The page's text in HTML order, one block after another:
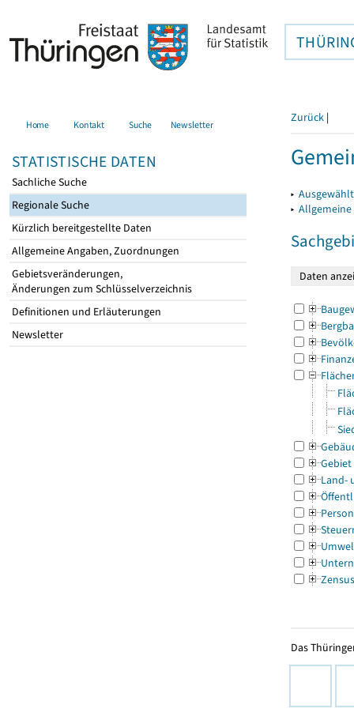
Home Kontakt Suche Newsletter
STATISTISCHE DATEN
Sachliche Suche
Regionale Suche
Kürzlich bereitgestellte Daten
Allgemeine Angaben, Zuordnungen
Gebietsveränderungen,
Änderungen zum Schlüsselverzeichnis
Definitionen und Erläuterungen
Newsletter
Zurück |
▸
▸
Gebiet
Land-
Zensus
Das